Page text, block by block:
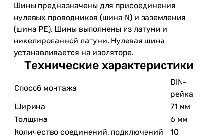
Шины предназначены для присоединения
нулевых проводников (шина N) и заземления
(шина PE). Шины выполнены из латуни и
никелированной латуни. Нулевая шина
устанавливается на изоляторе.
Технические характеристики
Способ монтажа
DIN-
рейка
Ширина
71 мм
Толщина
6 мм
Количество соединений, подключений
10